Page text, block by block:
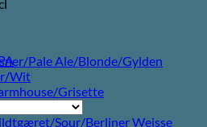
Pale Ale/Blonde/Gylden
Wit
Grisette
Sour/Berliner Weisse